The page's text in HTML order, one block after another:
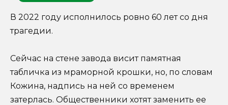
В 2022 году исполнилось ровно 60 лет со дня
трагедии.
Сейчас на стене завода висит памятная
табличка из мраморной крошки, но, по словам
Кожина, надпись на ней со временем
затерлась. Общественники хотят заменить ее